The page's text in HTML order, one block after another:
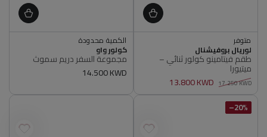
متوفر
أصلي 100%
متوفر
أصلي 100%
البائع
لوريال بروفيشنال
طقم فيتامينو كولور ثنائي –
ميتيورا
عادي
17.250 KWD
13.800 KWD
الكمية محدودة
أصلي 100%
الكمية محدودة
أصلي 100%
البائع
كولور واو
مجموعة السفر دريم سموث
سعر
14.500 KWD
20%–